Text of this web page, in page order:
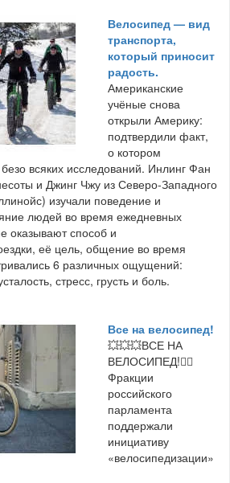
Велосипед — вид
транспорта,
который приносит
радость.
Американские
учёные снова
открыли Америку:
подтвердили факт,
о котором
всяких исследований. Инлинг Фан
и Джинг Чжу из Северо-Западного
изучали поведение и
людей во время ежедневных
оказывают способ и
её цель, общение во время
6 различных ощущений:
стресс, грусть и боль.
Все на велосипед!
💥💥💥ВСЕ НА
ВЕЛОСИПЕД!🚴‍♂
Фракции
российского
парламента
поддержали
инициативу
«велосипедизации»